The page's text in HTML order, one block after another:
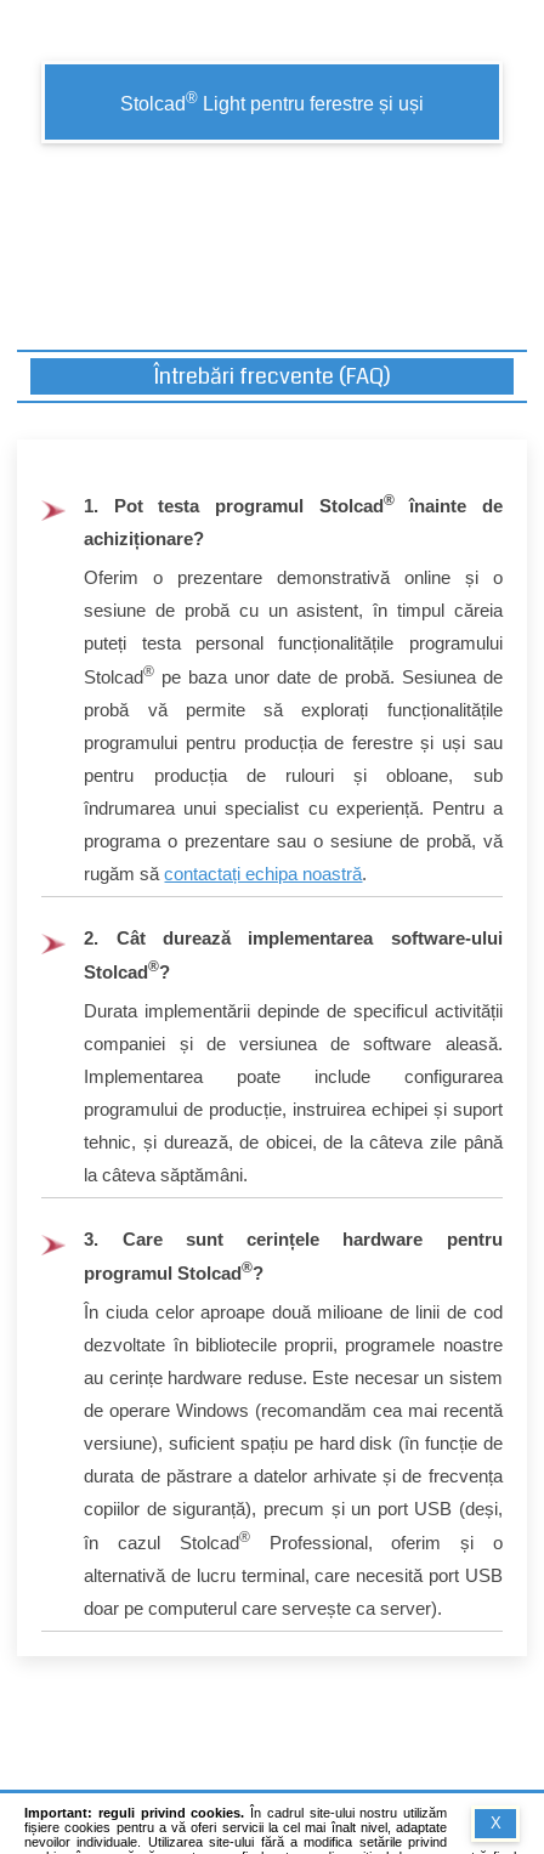
Stolcad® Light pentru ferestre și uși
Întrebări frecvente (FAQ)
1. Pot testa programul Stolcad®înainte de
achiziționare?
Oferim o prezentare demonstrativă online și o
sesiune de probă cu un asistent, în timpul căreia
puteți testa personal funcționalitățile programului
Stolcad® pe baza unor date de probă. Sesiunea de
probă vă permite să explorați funcționalitățile
programului pentru producția de ferestre și uși sau
pentru producția de rulouri și obloane, sub
îndrumarea unui specialist cu experiență. Pentru a
programa o prezentare sau o sesiune de probă, vă
rugăm săcontactați echipa noastră.
2. Cât durează implementarea software-ului
Stolcad®?
Durata implementării depinde de specificul activității
companiei și de versiunea de software aleasă.
Implementarea poate include configurarea
programului de producție, instruirea echipei și suport
tehnic, și durează, de obicei, de la câteva zile până
la câteva săptămâni.
3. Care sunt cerințele hardware pentru
programul Stolcad®?
În ciuda celor aproape două milioane de linii de cod
dezvoltate în bibliotecile proprii, programele noastre
au cerințe hardware reduse. Este necesar un sistem
de operare Windows (recomandăm cea mai recentă
versiune), suficient spațiu pe hard disk (în funcție de
durata de păstrare a datelor arhivate și de frecvența
copiilor de siguranță), precum și un port USB (deși,
în cazul Stolcad®Professional, oferim și o
alternativă de lucru terminal, care necesită port USB
doar pe computerul care servește ca server).
X
Important: reguli privind cookies. În cadrul site-ului nostru utilizăm
fișiere cookies pentru a vă oferi servicii la cel mai înalt nivel, adaptate
nevoilor individuale. Utilizarea site-ului fără a modifica setările privind